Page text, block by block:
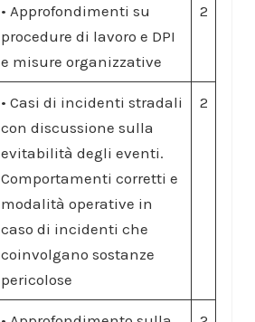
• Approfondimenti su
procedure di lavoro e DPI
e misure organizzative
2
• Casi di incidenti stradali
con discussione sulla
evitabilità degli eventi.
Comportamenti corretti e
modalità operative in
caso di incidenti che
coinvolgano sostanze
pericolose
2